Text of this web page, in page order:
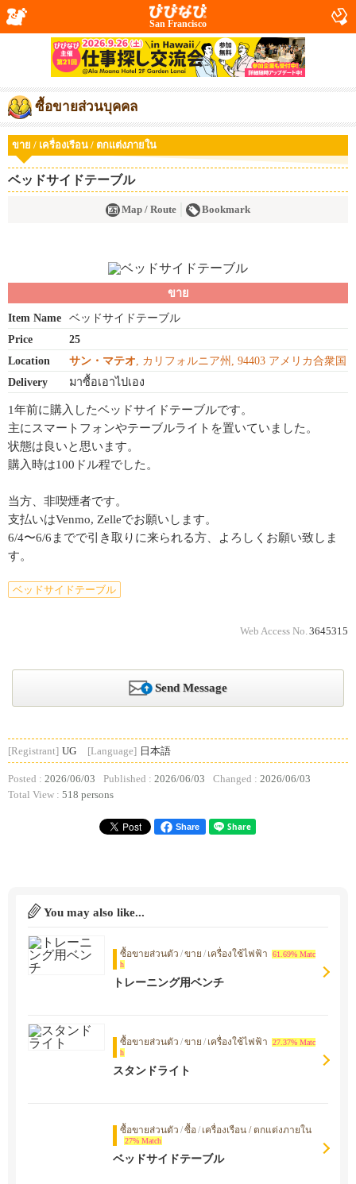
San Francisco
ซื้อขายส่วนบุคคล
ขาย / เครื่องเรือน / ตกแต่งภายใน
ベッドサイドテーブル
Map / Route Bookmark
ขาย
Item Name
ベッドサイドテーブル
Price
25
Location
サン・マテオ, カリフォルニア州, 94403 アメリカ合衆国
Delivery
มาซื้อเอาไปเอง
1年前に購入したベッドサイドテーブルです。
主にスマートフォンやテーブルライトを置いていました。
状態は良いと思います。
購入時は100ドル程でした。
当方、非喫煙者です。
支払いはVenmo, Zelleでお願いします。
6/4〜6/6までで引き取りに来られる方、よろしくお願い致しま
す。
ベッドサイドテーブル
Web Access No. 3645315
Send Message
[Registrant] UG [Language] 日本語
Posted : 2026/06/03 Published : 2026/06/03 Changed : 2026/06/03
Total View : 518 persons
Share
You may also like...
ซื้อขายส่วนตัว /ขาย / เครื่องใช้ไฟฟ้า
61.69% Matc
h
トレーニング用ベンチ
ซื้อขายส่วนตัว /ขาย / เครื่องใช้ไฟฟ้า
27.37% Matc
h
スタンドライト
ซื้อขายส่วนตัว /ซื้อ/ เครื่องเรือน / ตกแต่งภายใน
27% Match
ベッドサイドテーブル